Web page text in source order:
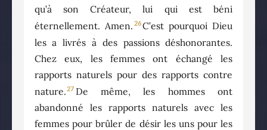
qu’à son Créateur, lui qui est béni
éternellement. Amen. 26C’est pourquoi Dieu
les a livrés à des passions déshonorantes.
Chez eux, les femmes ont échangé les
rapports naturels pour des rapports contre
nature.27 De même, les hommes ont
abandonné les rapports naturels avec les
femmes pour brûler de désir les uns pour les